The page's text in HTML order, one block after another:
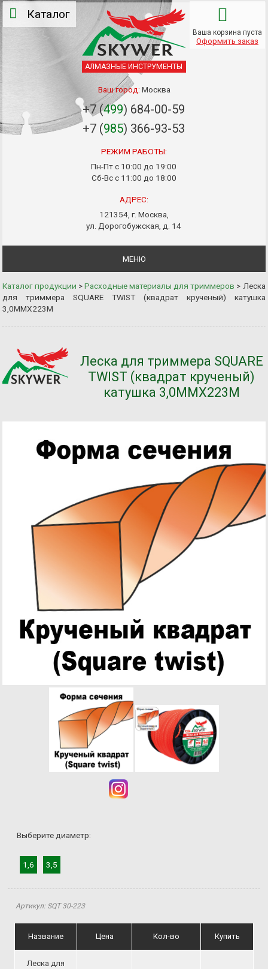
АЛМАЗНЫЕ ИНСТРУМЕНТЫ
Ваш город: Москва
+7 (499) 684-00-59
+7 (985) 366-93-53
РЕЖИМ РАБОТЫ:
Пн-Пт с 10:00 до 19:00
Сб-Вс с 11:00 до 18:00
АДРЕС:
121354, г. Москва,
ул. Дорогобужская, д. 14
Ваша корзина пуста
Оформить заказ
МЕНЮ
Каталог продукции >Расходные материалы для триммеров > Леска
для триммера SQUARE TWIST (квадрат крученый) катушка
3,0ММХ223М
Леска для триммера SQUARE
TWIST (квадрат крученый)
катушка 3,0ММХ223М
Выберите диаметр:
1,6 3,5
Артикул: SQT 30-223
Название Цена Кол-во Купить
Леска для
Каталог